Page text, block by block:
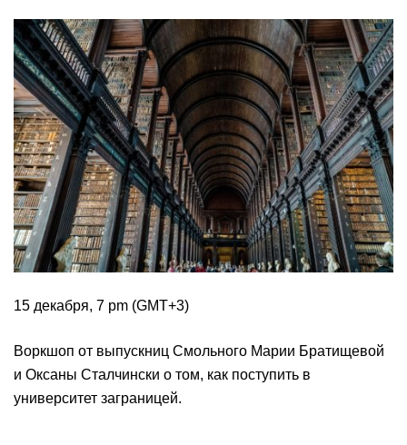
15 декабря, 7 pm (GMT+3)
Воркшоп от выпускниц Смольного Марии Братищевой
и Оксаны Сталчински о том, как поступить в
университет заграницей.